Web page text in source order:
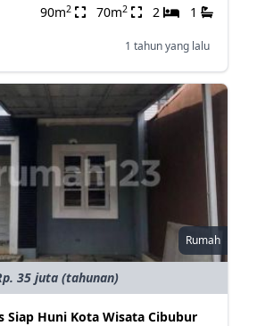
90m2 70m2 2 1
1 tahun yang lalu
Rumah
35 juta (tahunan)
Siap Huni Kota Wisata Cibubur